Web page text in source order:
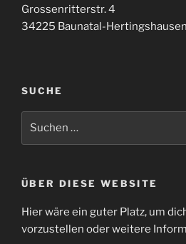
Grossenritterstr. 4
34225 Baunatal-Hertingshausen
SUCHE
ÜBER DIESE WEBSITE
Hier wäre ein guter Platz, um
vorzustellen oder weitere